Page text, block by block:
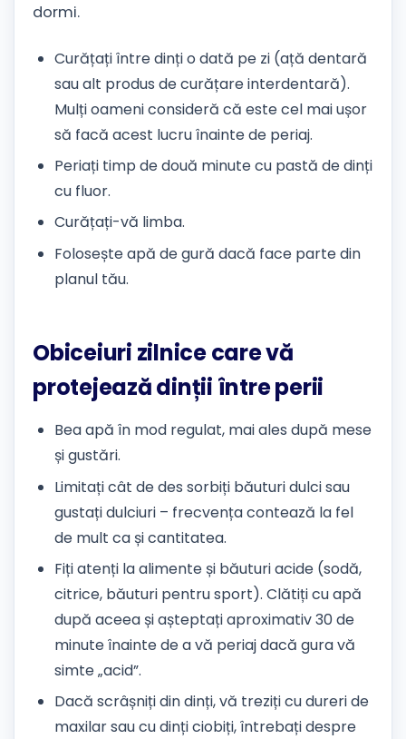
dormi.
Curățați între dinți o dată pe zi (ață dentară
sau alt produs de curățare interdentară).
Mulți oameni consideră că este cel mai ușor
să facă acest lucru înainte de periaj.
Periați timp de două minute cu pastă de dinți
cu fluor.
Curățați-vă limba.
Folosește apă de gură dacă face parte din
planul tău.
Obiceiuri zilnice care vă
protejează dinții între perii
Bea apă în mod regulat, mai ales după mese
și gustări.
Limitați cât de des sorbiți băuturi dulci sau
gustați dulciuri – frecvența contează la fel
de mult ca și cantitatea.
Fiți atenți la alimente și băuturi acide (sodă,
citrice, băuturi pentru sport). Clătiți cu apă
după aceea și așteptați aproximativ 30 de
minute înainte de a vă periaj dacă gura vă
simte „acid”.
Dacă scrâșniți din dinți, vă treziți cu dureri de
maxilar sau cu dinți ciobiți, întrebați despre